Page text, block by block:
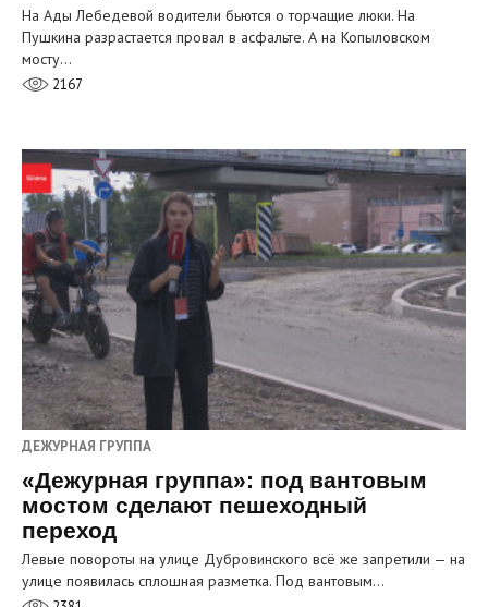
На Ады Лебедевой водители бьются о торчащие люки. На
Пушкина разрастается провал в асфальте. А на Копыловском
мосту…
2167
ДЕЖУРНАЯ ГРУППА
«Дежурная группа»: под вантовым
мостом сделают пешеходный
переход
Левые повороты на улице Дубровинского всё же запретили — на
улице появилась сплошная разметка. Под вантовым…